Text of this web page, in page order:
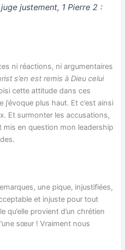
justement, 1 Pierre 2 :
ni réactions, ni argumentaires
s’en est remis à Dieu celui
cette attitude dans ces
plus haut. Et c’est ainsi
Et surmonter les accusations,
en question mon leadership
une pique, injustifiées,
et injuste pour tout
qu’elle provient d’un chrétien
sœur ! Vraiment nous